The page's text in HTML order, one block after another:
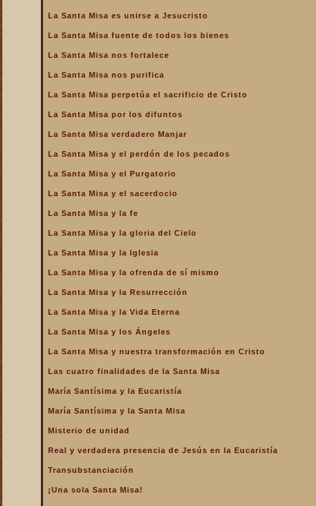
La Santa Misa es unirse a Jesucristo
La Santa Misa fuente de todos los bienes
La Santa Misa nos fortalece
La Santa Misa nos purifica
La Santa Misa perpetúa el sacrificio de Cristo
La Santa Misa por los difuntos
La Santa Misa verdadero Manjar
La Santa Misa y el perdón de los pecados
La Santa Misa y el Purgatorio
La Santa Misa y el sacerdocio
La Santa Misa y la fe
La Santa Misa y la gloria del Cielo
La Santa Misa y la Iglesia
La Santa Misa y la ofrenda de sí mismo
La Santa Misa y la Resurrección
La Santa Misa y la Vida Eterna
La Santa Misa y los Ángeles
La Santa Misa y nuestra transformación en Cristo
Las cuatro finalidades de la Santa Misa
María Santísima y la Eucaristía
María Santísima y la Santa Misa
Misterio de unidad
Real y verdadera presencia de Jesús en la Eucaristía
Transubstanciación
¡Una sola Santa Misa!